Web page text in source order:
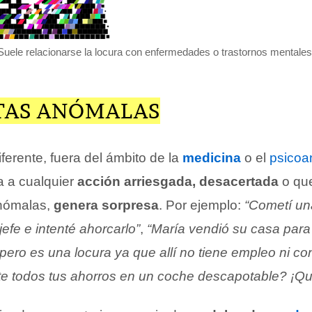
relacionarse la locura con enfermedades o trastornos
ANÓMALAS
fuera del ámbito de la medicina o el
a cualquier acción arriesgada, desacertada o
genera sorpresa. Por ejemplo: “Cometí
e intenté ahorcarlo”, “María vendió su casa
es una locura ya que allí no tiene empleo ni
todos tus ahorros en un coche descapotable?